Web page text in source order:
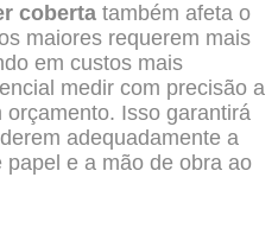
coberta também afeta o
maiores requerem mais
em custos mais
medir com precisão a
Isso garantirá
adequadamente a
e a mão de obra ao